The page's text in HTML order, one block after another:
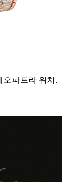
파트라 워치.